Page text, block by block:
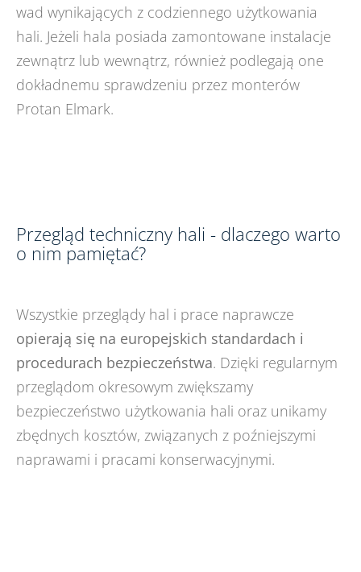
wad wynikających z codziennego użytkowania
hali. Jeżeli hala posiada zamontowane instalacje
zewnątrz lub wewnątrz, również podlegają one
dokładnemu sprawdzeniu przez monterów
Protan Elmark.
Przegląd techniczny hali - dlaczego warto
o nim pamiętać?
Wszystkie przeglądy hal i prace naprawcze
opierają się na europejskich standardach i
procedurach bezpieczeństwa. Dzięki regularnym
przeglądom okresowym zwiększamy
bezpieczeństwo użytkowania hali oraz unikamy
zbędnych kosztów, związanych z poźniejszymi
naprawami i pracami konserwacyjnymi.